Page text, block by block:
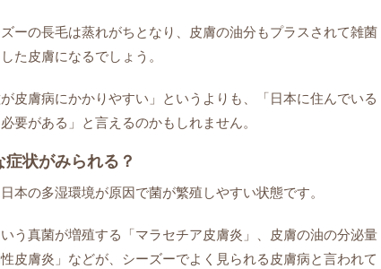
ーの長毛は蒸れがちとなり、皮膚の油分もプラスされて雑菌
た皮膚になるでしょう。
皮膚病にかかりやすい」というよりも、「日本に住んでいる
要がある」と言えるのかもしれません。
状がみられる？
本の多湿環境が原因で菌が繁殖しやすい状態です。
う真菌が増殖する「マラセチア皮膚炎」、皮膚の油の分泌量
皮膚炎」などが、シーズーでよく見られる皮膚病と言われて